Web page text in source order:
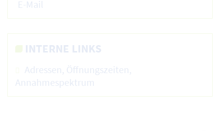
E-Mail
INTERNE LINKS
Adressen, Öffnungszeiten,
Annahmespektrum